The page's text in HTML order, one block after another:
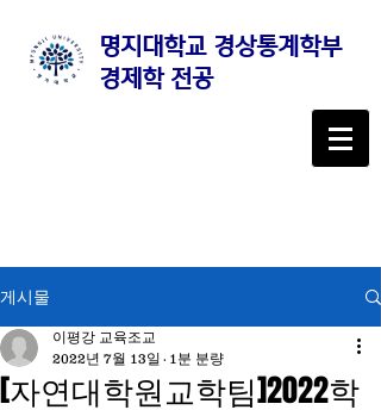
명지대학교 경상통계학부
경제학 전공
게시물
[자연대학원교학팀]2022학
이평강 교육조교
2022년 7월 13일
1분 분량